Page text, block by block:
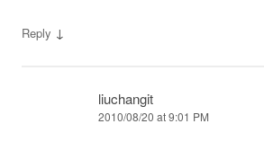
Reply ↓
liuchangit
2010/08/20 at 9:01 PM